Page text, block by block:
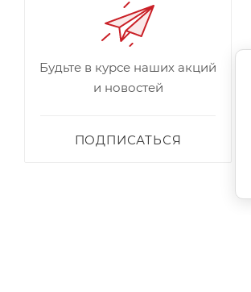
Будьте в курсе наших акций
и новостей
ПОДПИСАТЬСЯ